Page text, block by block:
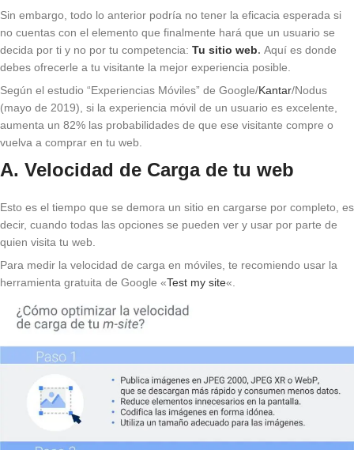
Sin embargo, todo lo anterior podría no tener la eficacia esperada si
no cuentas con el elemento que finalmente hará que un usuario se
decida por ti y no por tu competencia: Tu sitio web. Aquí es donde
debes ofrecerle a tu visitante la mejor experiencia posible.
Según el estudio “Experiencias Móviles” de Google/Kantar/Nodus
(mayo de 2019), si la experiencia móvil de un usuario es excelente,
aumenta un 82% las probabilidades de que ese visitante compre o
vuelva a comprar en tu web.
A. Velocidad de Carga de tu web
Esto es el tiempo que se demora un sitio en cargarse por completo, es
decir, cuando todas las opciones se pueden ver y usar por parte de
quien visita tu web.
Para medir la velocidad de carga en móviles, te recomiendo usar la
herramienta gratuita de Google «Test my site«.